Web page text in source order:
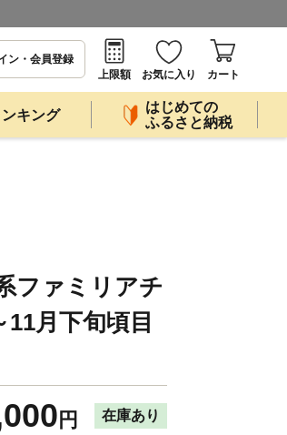
ン・会員登録
上限額
お気に入り カート
キング
はじめての
ふるさと納税
ファミリアチ
月下旬頃目
円 在庫あり